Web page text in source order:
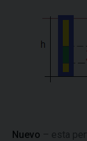
Nuevo – esta